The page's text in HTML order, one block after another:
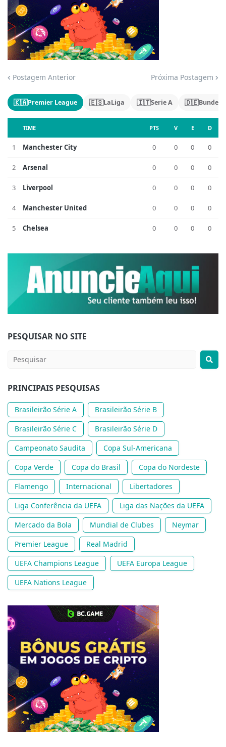
Jogue com responsabilidade. 18+
Postagem Anterior Próxima Postagem
🇰🇦Premier League 🇪🇸LaLiga 🇮🇹Serie A 🇩🇪
TIME PTS V E D
1 Manchester City 0 0 0 0
2 Arsenal 0 0 0 0
3 Liverpool 0 0 0 0
4 Manchester United 0 0 0 0
5 Chelsea 0 0 0 0
PESQUISAR NO SITE
PRINCIPAIS PESQUISAS
Brasileirão Série A
Brasileirão Série B
Brasileirão Série C
Brasileirão Série D
Campeonato Saudita
Copa Sul-Americana
Copa Verde
Copa do Brasil
Copa do Nordeste
Flamengo
Internacional
Libertadores
Liga Conferência da UEFA
Liga das Nações da UEFA
Mercado da Bola
Mundial de Clubes
Neymar
Premier League
Real Madrid
UEFA Champions League
UEFA Europa League
UEFA Nations League
Jogue com responsabilidade. 18+